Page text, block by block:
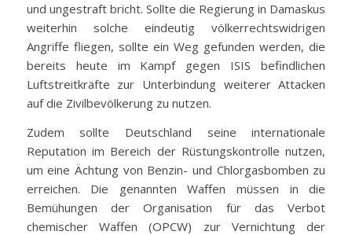
und ungestraft bricht. Sollte die Regierung in Damaskus
weiterhin solche eindeutig völkerrechtswidrigen
Angriffe fliegen, sollte ein Weg gefunden werden, die
bereits heute im Kampf gegen ISIS befindlichen
Luftstreitkräfte zur Unterbindung weiterer Attacken
auf die Zivilbevölkerung zu nutzen.
Zudem sollte Deutschland seine internationale
Reputation im Bereich der Rüstungskontrolle nutzen,
um eine Ächtung von Benzin- und Chlorgasbomben zu
erreichen. Die genannten Waffen müssen in die
Bemühungen der Organisation für das Verbot
chemischer Waffen (OPCW) zur Vernichtung der